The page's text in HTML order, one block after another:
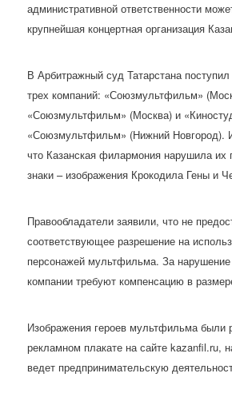
административной ответственности
крупнейшая концертная организация
В Арбитражный суд Татарстана
трех компаний: «Союзмультфильм»
«Союзмультфильм» (Москва) и
«Союзмультфильм» (Нижний Новгород).
что Казанская филармония нарушила их
знаки – изображения Крокодила Гены и
Правообладатели заявили, что не
соответствующее разрешение на
персонажей мультфильма. За
компании требуют компенсацию в
Изображения героев мультфильма были
рекламном плакате на сайте kazanfil.ru,
ведет предпринимательскую